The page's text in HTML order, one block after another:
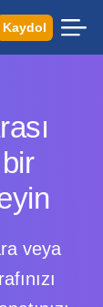
Kaydol
veya